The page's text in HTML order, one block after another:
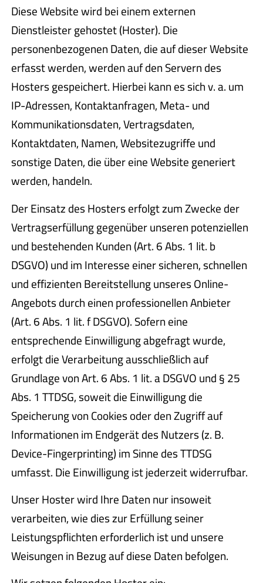
Diese Website wird bei einem externen
Dienstleister gehostet (Hoster). Die
personenbezogenen Daten, die auf dieser Website
erfasst werden, werden auf den Servern des
Hosters gespeichert. Hierbei kann es sich v. a. um
IP-Adressen, Kontaktanfragen, Meta- und
Kommunikationsdaten, Vertragsdaten,
Kontaktdaten, Namen, Websitezugriffe und
sonstige Daten, die über eine Website generiert
werden, handeln.
Der Einsatz des Hosters erfolgt zum Zwecke der
Vertragserfüllung gegenüber unseren potenziellen
und bestehenden Kunden (Art. 6 Abs. 1 lit. b
DSGVO) und im Interesse einer sicheren, schnellen
und effizienten Bereitstellung unseres Online-
Angebots durch einen professionellen Anbieter
(Art. 6 Abs. 1 lit. f DSGVO). Sofern eine
entsprechende Einwilligung abgefragt wurde,
erfolgt die Verarbeitung ausschließlich auf
Grundlage von Art. 6 Abs. 1 lit. a DSGVO und § 25
Abs. 1 TTDSG, soweit die Einwilligung die
Speicherung von Cookies oder den Zugriff auf
Informationen im Endgerät des Nutzers (z. B.
Device-Fingerprinting) im Sinne des TTDSG
umfasst. Die Einwilligung ist jederzeit widerrufbar.
Unser Hoster wird Ihre Daten nur insoweit
verarbeiten, wie dies zur Erfüllung seiner
Leistungspflichten erforderlich ist und unsere
Weisungen in Bezug auf diese Daten befolgen.